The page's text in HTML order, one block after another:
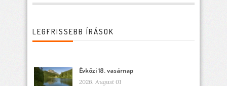
LEGFRISSEBB ÍRÁSOK
Évközi 18. vasárnap
2026. August 01